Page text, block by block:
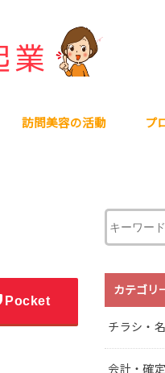
訪問美容の活動 プ
Pocket
カテゴリ
チラシ・
会計・確